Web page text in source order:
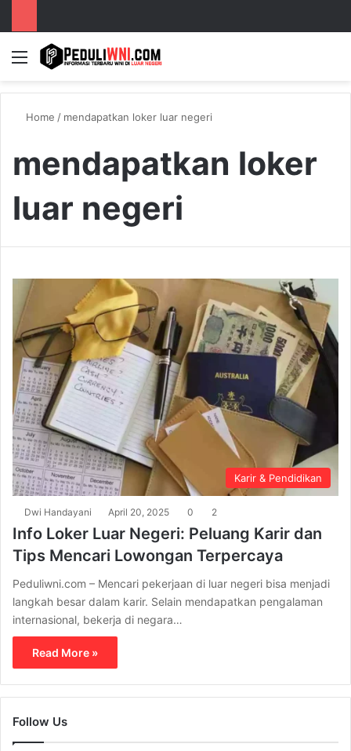
Menu
Home / mendapatkan loker luar negeri
mendapatkan loker
luar negeri
Karir & Pendidikan
Dwi Handayani April 20, 2025 0 2
Info Loker Luar Negeri: Peluang Karir dan
Tips Mencari Lowongan Terpercaya
Peduliwni.com – Mencari pekerjaan di luar negeri bisa menjadi
langkah besar dalam karir. Selain mendapatkan pengalaman
internasional, bekerja di negara…
Read More »
Follow Us